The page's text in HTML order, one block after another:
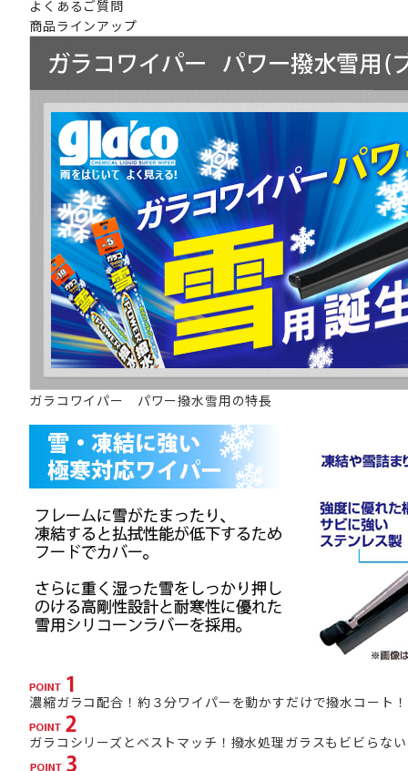
よくあるご質問
商品ラインアップ
ガラコワイパー パワー撥水雪用の特長
濃縮ガラコ配合！約３分ワイパーを動かすだけで撥水コート！
ガラコシリーズとベストマッチ！撥水処理ガラスもビビらな